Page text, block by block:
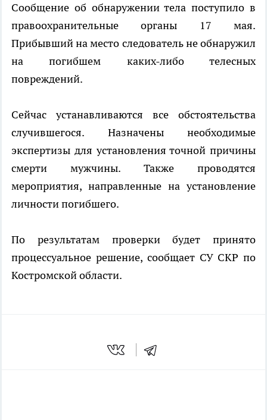
Сообщение об обнаружении тела поступило в
правоохранительные органы 17 мая.
Прибывший на место следователь не обнаружил
на погибшем каких-либо телесных
повреждений.
Сейчас устанавливаются все обстоятельства
случившегося. Назначены необходимые
экспертизы для установления точной причины
смерти мужчины. Также проводятся
мероприятия, направленные на установление
личности погибшего.
По результатам проверки будет принято
процессуальное решение, сообщает СУ СКР по
Костромской области.